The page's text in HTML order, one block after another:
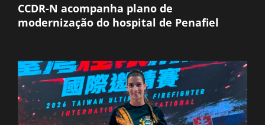
CCDR-N acompanha plano de
modernização do hospital de Penafiel